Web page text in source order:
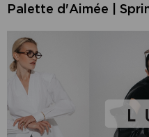
Palette d'Aimée |